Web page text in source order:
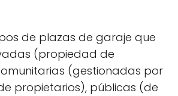
de plazas de garaje que
(propiedad de
(gestionadas por
propietarios), públicas (de